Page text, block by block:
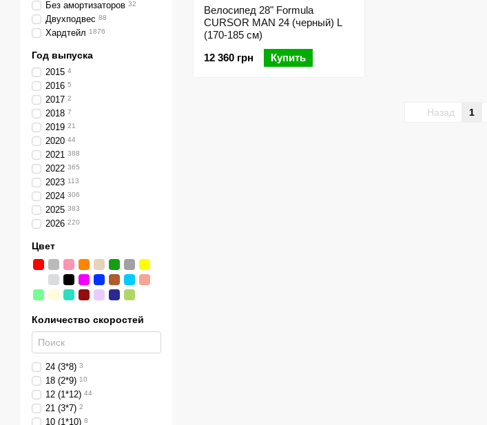
Велосипед 28" Formula
CURSOR MAN 24 (черный) L
(170-185 см)
12 360 грн
Купить
Назад 1
Без амортизаторов 32
Двухподвес 88
Хардтейл 1876
Год выпуска
2015 4
2016 5
2017 2
2018 7
2019 21
2020 44
2021 388
2022 365
2023 113
2024 306
2025 383
2026 220
Цвет
Количество скоростей
24 (3*8) 3
18 (2*9) 10
12 (1*12) 44
21 (3*7) 2
10 (1*10) 8